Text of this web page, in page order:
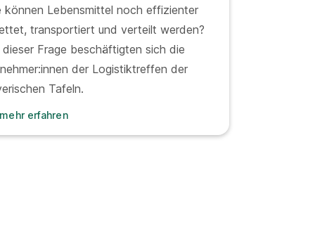
können Lebensmittel noch effizienter
transportiert und verteilt werden?
Frage beschäftigten sich die
der Logistiktreffen der
Tafeln.
mehr erfahren